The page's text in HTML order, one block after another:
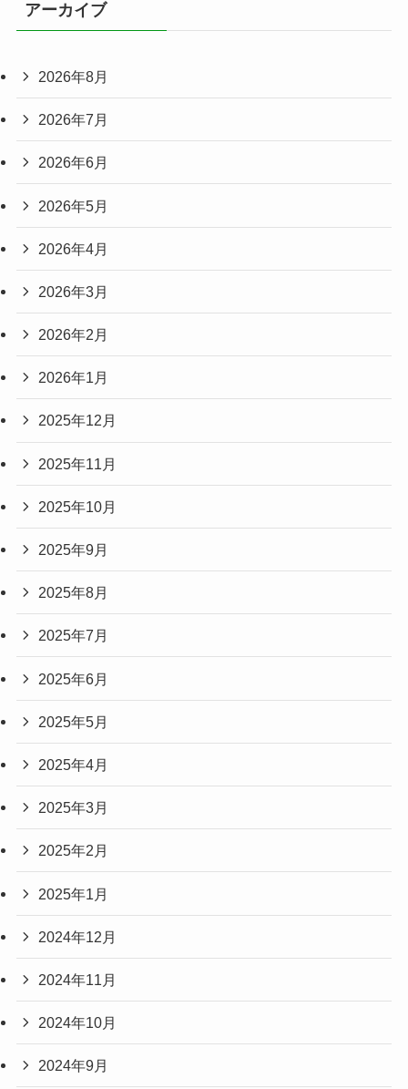
アーカイブ
2026年8月
2026年7月
2026年6月
2026年5月
2026年4月
2026年3月
2026年2月
2026年1月
2025年12月
2025年11月
2025年10月
2025年9月
2025年8月
2025年7月
2025年6月
2025年5月
2025年4月
2025年3月
2025年2月
2025年1月
2024年12月
2024年11月
2024年10月
2024年9月